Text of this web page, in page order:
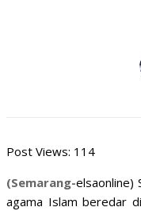
Post Views: 114
(Semarang-elsaonline)
agama Islam beredar